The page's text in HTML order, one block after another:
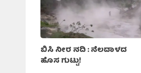
ಬಿಸಿ ನೀರ ನದಿ : ನೆಲದಾಳದ
ಹೊಸ ಗುಟ್ಟು!